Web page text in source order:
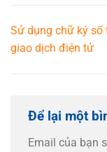
Sử dụng chữ ký số
giao dịch điện tử
Để lại một
Email của bạn